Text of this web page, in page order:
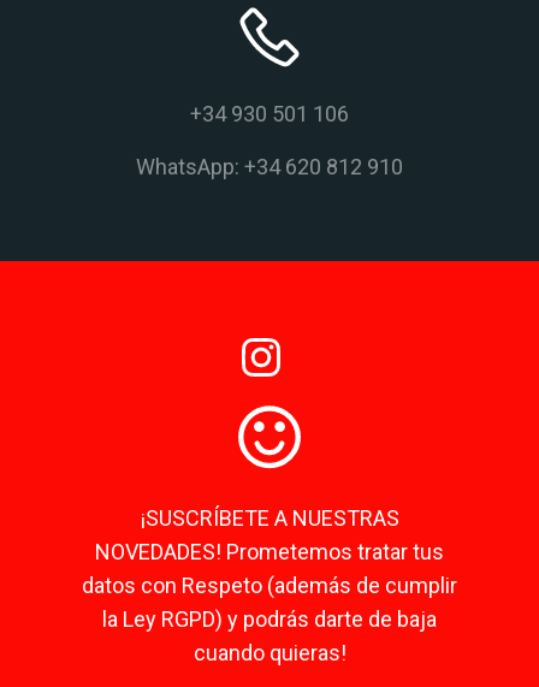
+34 930 501 106
WhatsApp: +34 620 812 910
¡SUSCRÍBETE A NUESTRAS
NOVEDADES! Prometemos tratar tus
datos con Respeto (además de cumplir
la Ley RGPD) y podrás darte de baja
cuando quieras!